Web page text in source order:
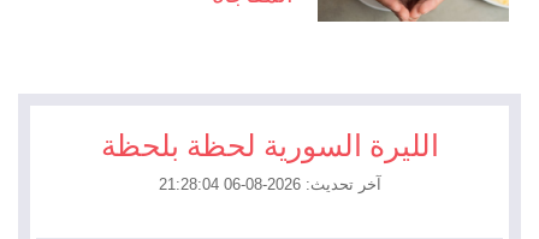
الليرة السورية لحظة بلحظة
آخر تحديث: 2026-08-06 21:28:04